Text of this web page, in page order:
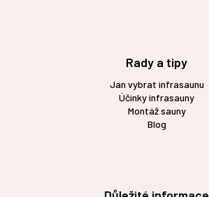
Rady a tipy
Jan vybrat infrasaunu
Účinky infrasauny
Montáž sauny
Blog